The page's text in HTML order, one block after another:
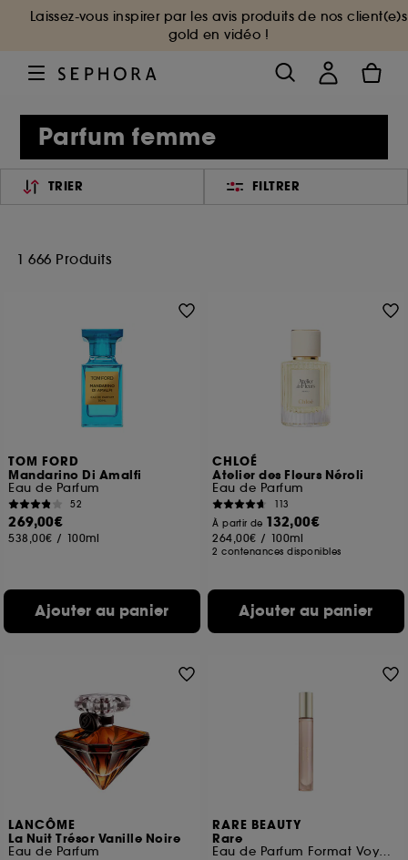
Laissez-vous inspirer par les avis produits de nos client(e)s
gold en vidéo !
Parfum femme
TRIER FILTRER
1 666 Produits
TOM FORD
Mandarino Di Amalfi
Eau de Parfum
52
269,00€
538,00€ / 100ml
Ajouter au panier
CHLOÉ
Atelier des Fleurs Néroli
Eau de Parfum
113
À partir de 132,00€
264,00€ / 100ml
2 contenances disponibles
Ajouter au panier
LANCÔME
La Nuit Trésor Vanille Noire
Eau de Parfum
RARE BEAUTY
Rare
Eau de Parfum Format Voyage